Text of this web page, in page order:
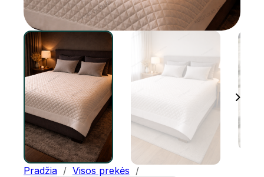
Pradžia / Visos prekės /